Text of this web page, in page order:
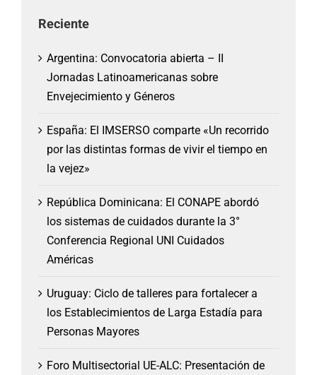
Reciente
Argentina: Convocatoria abierta – II
Jornadas Latinoamericanas sobre
Envejecimiento y Géneros
España: El IMSERSO comparte «Un recorrido
por las distintas formas de vivir el tiempo en
la vejez»
República Dominicana: El CONAPE abordó
los sistemas de cuidados durante la 3°
Conferencia Regional UNI Cuidados
Américas
Uruguay: Ciclo de talleres para fortalecer a
los Establecimientos de Larga Estadía para
Personas Mayores
Foro Multisectorial UE-ALC: Presentación de